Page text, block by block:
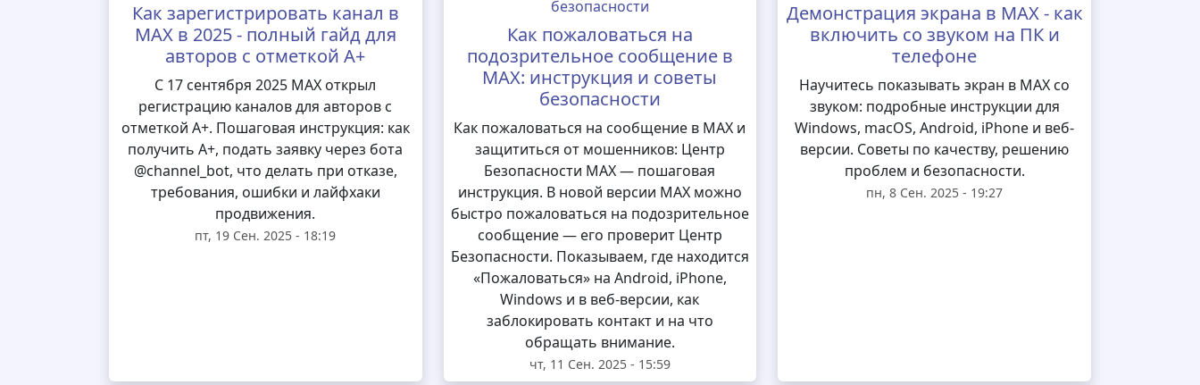
Как зарегистрировать канал в
MAX в 2025 - полный гайд для
авторов с отметкой А+
С 17 сентября 2025 MAX открыл
регистрацию каналов для авторов с
отметкой А+. Пошаговая инструкция: как
получить А+, подать заявку через бота
@channel_bot, что делать при отказе,
требования, ошибки и лайфхаки
продвижения.
пт, 19 Сен. 2025 - 18:19
Как пожаловаться на
подозрительное сообщение в
MAX: инструкция и советы
безопасности
Как пожаловаться на сообщение в MAX и
защититься от мошенников: Центр
Безопасности MAX — пошаговая
инструкция. В новой версии MAX можно
быстро пожаловаться на подозрительное
сообщение — его проверит Центр
Безопасности. Показываем, где находится
«Пожаловаться» на Android, iPhone,
Windows и в веб-версии, как
заблокировать контакт и на что
обращать внимание.
чт, 11 Сен. 2025 - 15:59
Демонстрация экрана в MAX - как
включить со звуком на ПК и
телефоне
Научитесь показывать экран в MAX со
звуком: подробные инструкции для
Windows, macOS, Android, iPhone и веб-
версии. Советы по качеству, решению
проблем и безопасности.
пн, 8 Сен. 2025 - 19:27